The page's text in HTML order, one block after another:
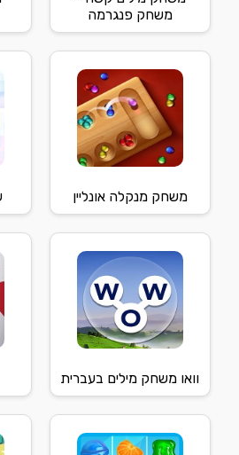
משחק פנגרמה
משחק מנקלה אונליין
וואו משחק מילים בעברית